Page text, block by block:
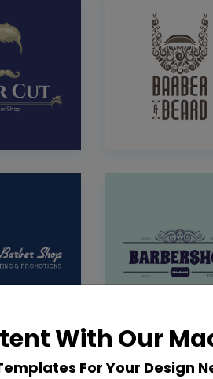
With Our
For Your Design